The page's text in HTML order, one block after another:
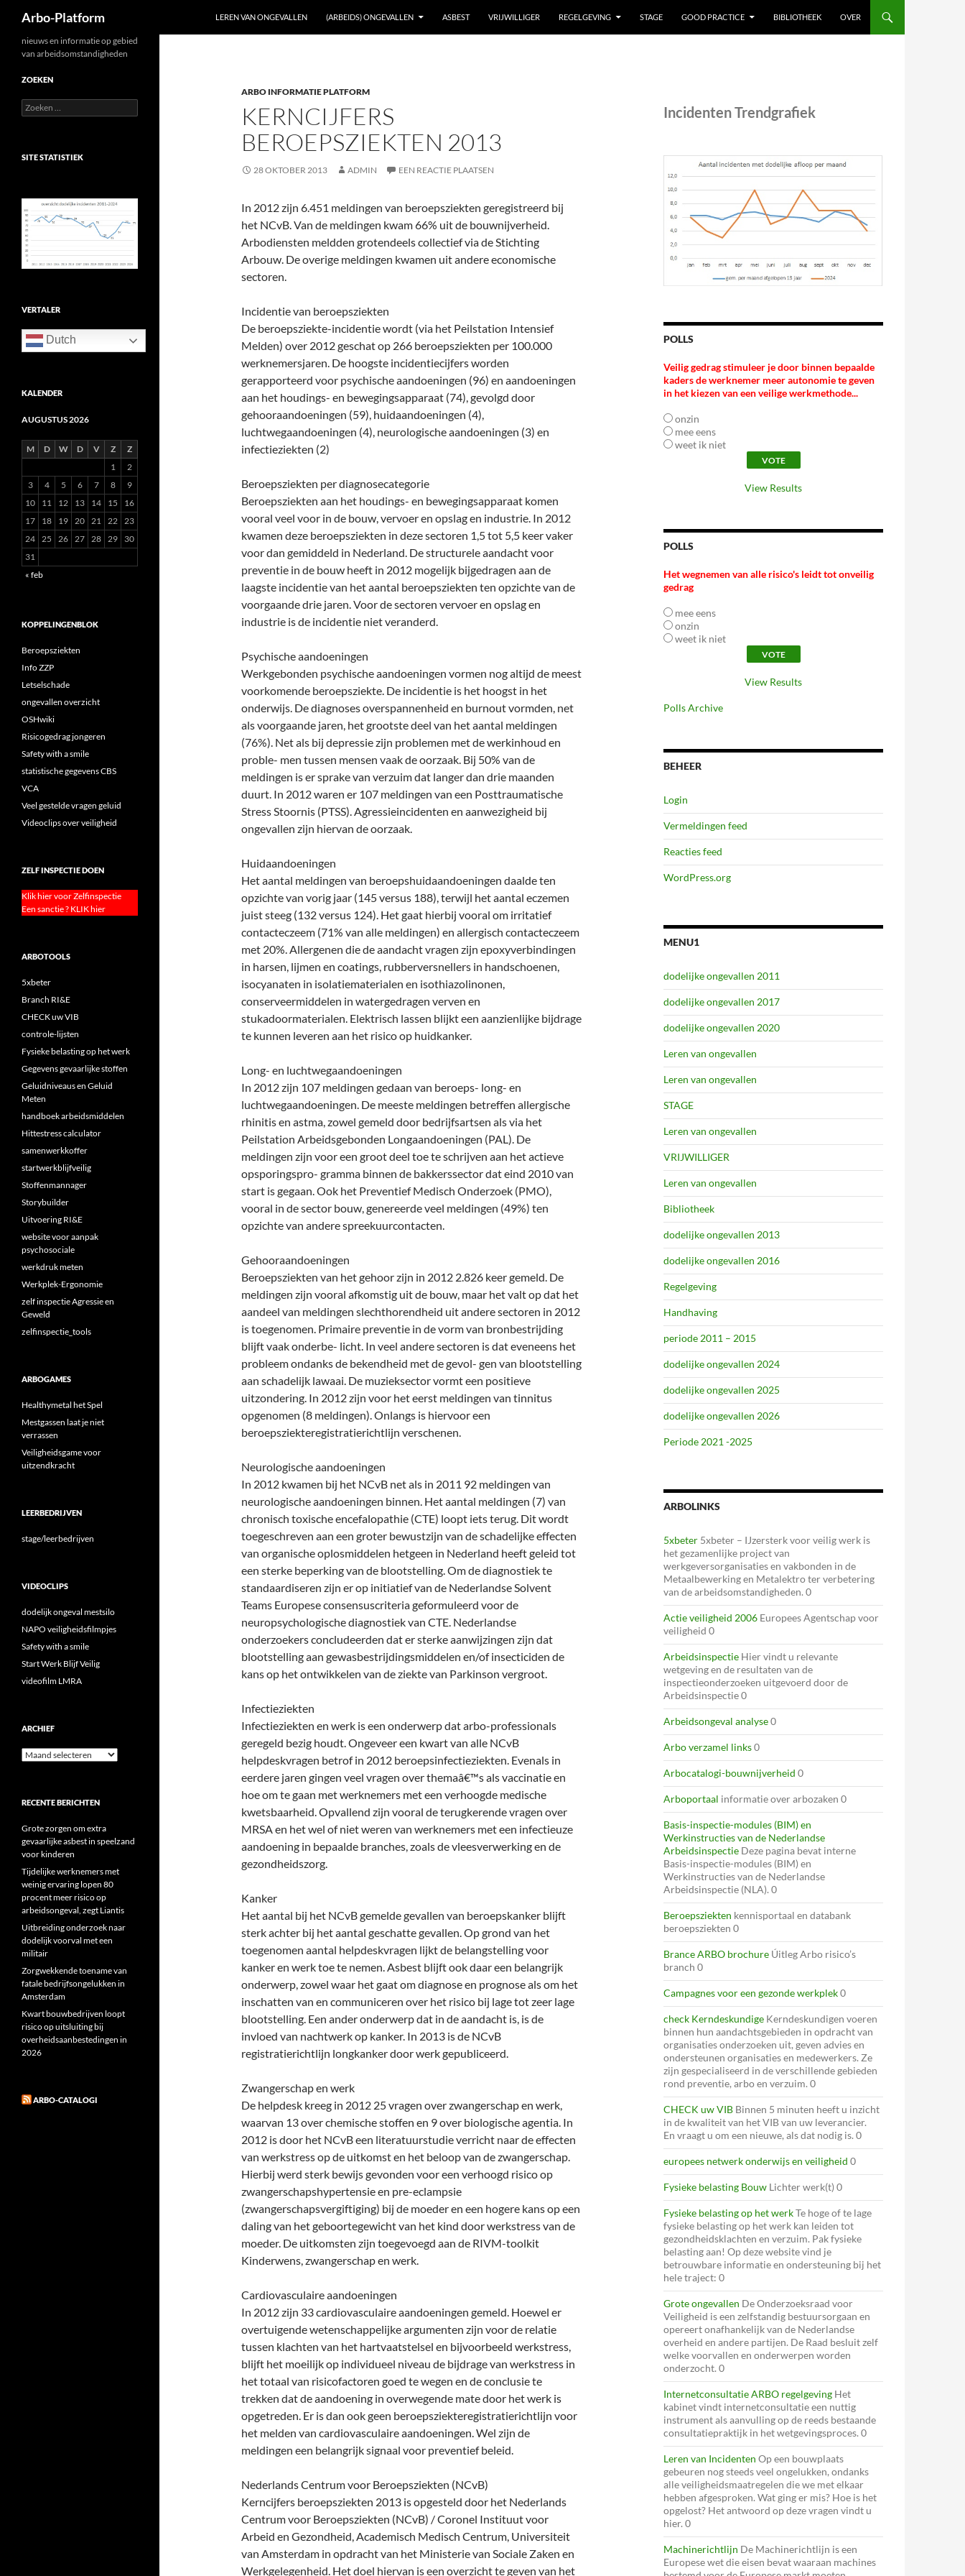
Arbo-Platform LEREN VAN ONGEVALLEN (ARBEIDS) ONGEVALLEN ASBEST VRIJWILLIGER REGELGEVING STAGE GOOD PRACTICE BIBLIOTHEEK OVER
ARBO INFORMATIE PLATFORM
KERNCIJFERS
BEROEPSZIEKTEN 2013
28 OKTOBER 2013 ADMIN EEN REACTIE PLAATSEN
In 2012 zijn 6.451 meldingen van beroepsziekten geregistreerd bij
het NCvB. Van de meldingen kwam 66% uit de bouwnijverheid.
Arbodiensten meldden grotendeels collectief via de Stichting
Arbouw. De overige meldingen kwamen uit andere economische
sectoren.
Incidentie van beroepsziekten
De beroepsziekte-incidentie wordt (via het Peilstation Intensief
Melden) over 2012 geschat op 266 beroepsziekten per 100.000
werknemersjaren. De hoogste incidentiecijfers worden
gerapporteerd voor psychische aandoeningen (96) en aandoeningen
aan het houdings- en bewegingsapparaat (74), gevolgd door
gehooraandoeningen (59), huidaandoeningen (4),
luchtwegaandoeningen (4), neurologische aandoeningen (3) en
infectieziekten (2)
Beroepsziekten per diagnosecategorie
Beroepsziekten aan het houdings- en bewegingsapparaat komen
vooral veel voor in de bouw, vervoer en opslag en industrie. In 2012
kwamen deze beroepsziekten in deze sectoren 1,5 tot 5,5 keer vaker
voor dan gemiddeld in Nederland. De structurele aandacht voor
preventie in de bouw heeft in 2012 mogelijk bijgedragen aan de
laagste incidentie van het aantal beroepsziekten ten opzichte van de
voorgaande drie jaren. Voor de sectoren vervoer en opslag en
industrie is de incidentie niet veranderd.
Psychische aandoeningen
Werkgebonden psychische aandoeningen vormen nog altijd de meest
voorkomende beroepsziekte. De incidentie is het hoogst in het
onderwijs. De diagnoses overspannenheid en burnout vormden, net
als voorgaande jaren, het grootste deel van het aantal meldingen
(76%). Net als bij depressie zijn problemen met de werkinhoud en
proble- men tussen mensen vaak de oorzaak. Bij 50% van de
meldingen is er sprake van verzuim dat langer dan drie maanden
duurt. In 2012 waren er 107 meldingen van een Posttraumatische
Stress Stoornis (PTSS). Agressieincidenten en aanwezigheid bij
ongevallen zijn hiervan de oorzaak.
Huidaandoeningen
Het aantal meldingen van beroepshuidaandoeningen daalde ten
opzichte van vorig jaar (145 versus 188), terwijl het aantal eczemen
juist steeg (132 versus 124). Het gaat hierbij vooral om irritatief
contacteczeem (71% van alle meldingen) en allergisch contacteczeem
met 20%. Allergenen die de aandacht vragen zijn epoxyverbindingen
in harsen, lijmen en coatings, rubberversnellers in handschoenen,
isocyanaten in isolatiematerialen en isothiazolinonen,
conserveermiddelen in watergedragen verven en
stukadoormaterialen. Elektrisch lassen blijkt een aanzienlijke bijdrage
te kunnen leveren aan het risico op huidkanker.
Long- en luchtwegaandoeningen
In 2012 zijn 107 meldingen gedaan van beroeps- long- en
luchtwegaandoeningen. De meeste meldingen betreffen allergische
rhinitis en astma, zowel gemeld door bedrijfsartsen als via het
Peilstation Arbeidsgebonden Longaandoeningen (PAL). De
meldingen zijn voor een groot deel toe te schrijven aan het actieve
opsporingspro- gramma binnen de bakkerssector dat eind 2010 van
start is gegaan. Ook het Preventief Medisch Onderzoek (PMO),
vooral in de sector bouw, genereerde veel meldingen (49%) ten
opzichte van andere spreekuurcontacten.
Gehooraandoeningen
Beroepsziekten van het gehoor zijn in 2012 2.826 keer gemeld. De
meldingen zijn vooral afkomstig uit de bouw, maar het valt op dat het
aandeel van meldingen slechthorendheid uit andere sectoren in 2012
is toegenomen. Primaire preventie in de vorm van bronbestrijding
blijft vaak onderbe- licht. In veel andere sectoren is dat eveneens het
probleem ondanks de bekendheid met de gevol- gen van blootstelling
aan schadelijk lawaai. De muzieksector vormt een positieve
uitzondering. In 2012 zijn voor het eerst meldingen van tinnitus
opgenomen (8 meldingen). Onlangs is hiervoor een
beroepsziekteregistratierichtlijn verschenen.
Neurologische aandoeningen
In 2012 kwamen bij het NCvB net als in 2011 92 meldingen van
neurologische aandoeningen binnen. Het aantal meldingen (7) van
chronisch toxische encefalopathie (CTE) loopt iets terug. Dit wordt
toegeschreven aan een groter bewustzijn van de schadelijke effecten
van organische oplosmiddelen hetgeen in Nederland heeft geleid tot
een sterke beperking van de blootstelling. Om de diagnostiek te
standaardiseren zijn er op initiatief van de Nederlandse Solvent
Teams Europese consensuscriteria geformuleerd voor de
neuropsychologische diagnostiek van CTE. Nederlandse
onderzoekers concludeerden dat er sterke aanwijzingen zijn dat
blootstelling aan gewasbestrijdingsmiddelen en/of insecticiden de
kans op het ontwikkelen van de ziekte van Parkinson vergroot.
Infectieziekten
Infectieziekten en werk is een onderwerp dat arbo-professionals
geregeld bezig houdt. Ongeveer een kwart van alle NCvB
helpdeskvragen betrof in 2012 beroepsinfectieziekten. Evenals in
eerdere jaren gingen veel vragen over themaâ€™s als vaccinatie en
hoe om te gaan met werknemers met een verhoogde medische
kwetsbaarheid. Opvallend zijn vooral de terugkerende vragen over
MRSA en het wel of niet weren van werknemers met een infectieuze
aandoening in bepaalde branches, zoals de vleesverwerking en de
gezondheidszorg.
Kanker
Het aantal bij het NCvB gemelde gevallen van beroepskanker blijft
sterk achter bij het aantal geschatte gevallen. Op grond van het
toegenomen aantal helpdeskvragen lijkt de belangstelling voor
kanker en werk toe te nemen. Asbest blijft ook daar een belangrijk
onderwerp, zowel waar het gaat om diagnose en prognose als om het
inschatten van en communiceren over het risico bij lage tot zeer lage
blootstelling. Een ander onderwerp dat in de aandacht is, is de
invloed van nachtwerk op kanker. In 2013 is de NCvB
registratierichtlijn longkanker door werk gepubliceerd.
Zwangerschap en werk
De helpdesk kreeg in 2012 25 vragen over zwangerschap en werk,
waarvan 13 over chemische stoffen en 9 over biologische agentia. In
2012 is door het NCvB een literatuurstudie verricht naar de effecten
van werkstress op de uitkomst en het beloop van de zwangerschap.
Hierbij werd sterk bewijs gevonden voor een verhoogd risico op
zwangerschapshypertensie en pre-eclampsie
(zwangerschapsvergiftiging) bij de moeder en een hogere kans op een
daling van het geboortegewicht van het kind door werkstress van de
moeder. De uitkomsten zijn toegevoegd aan de RIVM-toolkit
Kinderwens, zwangerschap en werk.
Cardiovasculaire aandoeningen
In 2012 zijn 33 cardiovasculaire aandoeningen gemeld. Hoewel er
overtuigende wetenschappelijke argumenten zijn voor de relatie
tussen klachten van het hartvaatstelsel en bijvoorbeeld werkstress,
blijft het moeilijk op individueel niveau de bijdrage van werkstress in
het totaal van risicofactoren goed te wegen en de conclusie te
trekken dat de aandoening in overwegende mate door het werk is
opgetreden. Er is dan ook geen beroepsziekteregistratierichtlijn voor
het melden van cardiovasculaire aandoeningen. Wel zijn de
meldingen een belangrijk signaal voor preventief beleid.
Nederlands Centrum voor Beroepsziekten (NCvB)
Kerncijfers beroepsziekten 2013 is opgesteld door het Nederlands
Centrum voor Beroepsziekten (NCvB) / Coronel Instituut voor
Arbeid en Gezondheid, Academisch Medisch Centrum, Universiteit
van Amsterdam in opdracht van het Ministerie van Sociale Zaken en
Werkgelegenheid. Het doel hiervan is een overzicht te geven van het
Incidenten Trendgrafiek
POLLS
Veilig gedrag stimuleer je door binnen bepaalde
kaders de werknemer meer autonomie te geven
in het kiezen van een veilige werkmethode...
onzin
mee eens
weet ik niet
View Results
POLLS
Het wegnemen van alle risico's leidt tot onveilig
gedrag
mee eens
onzin
weet ik niet
View Results
Polls Archive
BEHEER
Login
Vermeldingen feed
Reacties feed
WordPress.org
MENU1
dodelijke ongevallen 2011
dodelijke ongevallen 2017
dodelijke ongevallen 2020
Leren van ongevallen
Leren van ongevallen
STAGE
Leren van ongevallen
VRIJWILLIGER
Leren van ongevallen
Bibliotheek
dodelijke ongevallen 2013
dodelijke ongevallen 2016
Regelgeving
Handhaving
periode 2011 – 2015
dodelijke ongevallen 2024
dodelijke ongevallen 2025
dodelijke ongevallen 2026
Periode 2021 -2025
ARBOLINKS
5xbeter 5xbeter – IJzersterk voor veilig werk is
het gezamenlijke project van
werkgeversorganisaties en vakbonden in de
Metaalbewerking en Metalektro ter verbetering
van de arbeidsomstandigheden. 0
Actie veiligheid 2006 Europees Agentschap voor
veiligheid 0
Arbeidsinspectie Hier vindt u relevante
wetgeving en de resultaten van de
inspectieonderzoeken uitgevoerd door de
Arbeidsinspectie 0
Arbeidsongeval analyse0
Arbo verzamel links0
Arbocatalogi-bouwnijverheid 0
Arboportaal informatie over arbozaken 0
Basis-inspectie-modules (BIM) en
Werkinstructies van de Nederlandse
Arbeidsinspectie Deze pagina bevat interne
Basis-inspectie-modules (BIM) en
Werkinstructies van de Nederlandse
Arbeidsinspectie (NLA). 0
Beroepsziekten kennisportaal en databank
beroepsziekten 0
Brance ARBO brochure Úitleg Arbo risico’s
branch 0
Campagnes voor een gezonde werkplek0
check Kerndeskundige Kerndeskundigen voeren
binnen hun aandachtsgebieden in opdracht van
organisaties onderzoeken uit, geven advies en
ondersteunen organisaties en medewerkers. Ze
zijn gespecialiseerd in de verschillende gebieden
rond preventie, arbo en verzuim. 0
CHECK uw VIB Binnen 5 minuten heeft u inzicht
in de kwaliteit van het VIB van uw leverancier.
En vraagt u om een nieuwe, als dat nodig is. 0
europees netwerk onderwijs en veiligheid 0
Fysieke belasting Bouw Lichter werk(t) 0
Fysieke belasting op het werkTe hoge of te lage
fysieke belasting op het werk kan leiden tot
gezondheidsklachten en verzuim. Pak fysieke
belasting aan! Op deze website vind je
betrouwbare informatie en ondersteuning bij het
hele traject: 0
Grote ongevallen De Onderzoeksraad voor
Veiligheid is een zelfstandig bestuursorgaan en
opereert onafhankelijk van de Nederlandse
overheid en andere partijen. De Raad besluit zelf
welke voorvallen en onderwerpen worden
onderzocht. 0
Internetconsultatie ARBO regelgeving Het
kabinet vindt internetconsultatie een nuttig
instrument als aanvulling op de reeds bestaande
consultatiepraktijk in het wetgevingsproces. 0
Leren van Incidenten Op een bouwplaats
gebeuren nog steeds veel ongelukken, ondanks
alle veiligheidsmaatregelen die we met elkaar
hebben afgesproken. Wat ging er mis? Hoe is het
opgelost? Het antwoord op deze vragen vindt u
hier. 0
Machinerichtlijn De Machinerichtlijn is een
Europese wet die eisen bevat waaraan machines
nieuws en informatie op gebied
van arbeidsomstandigheden
ZOEKEN
Zoeken
naar:
SITE STATISTIEK
VERTALER
Dutch
KALENDER
AUGUSTUS 2026
M D W D V Z
Z
1
2
3
4 5 6 7 8
9
10
11 12 13 14 15
16
17
18 19 20 21 22
23
24
25 26 27 28 29
30
31
« feb
KOPPELINGENBLOK
Beroepsziekten
Info ZZP
Letselschade
ongevallen overzicht
OSHwiki
Risicogedrag jongeren
Safety with a smile
statistische gegevens CBS
VCA
Veel gestelde vragen geluid
Videoclips over veiligheid
ZELF INSPECTIE DOEN
Klik hier voor Zelfinspectie
Een sanctie ? KLIK hier
ARBOTOOLS
5xbeter
Branch RI&E
CHECK uw VIB
controle-lijsten
Fysieke belasting op het werk
Gegevens gevaarlijke stoffen
Geluidniveaus en Geluid
Meten
handboek arbeidsmiddelen
Hittestress calculator
samenwerkkoffer
startwerkblijfveilig
Stoffenmannager
Storybuilder
Uitvoering RI&E
website voor aanpak
psychosociale
werkdruk meten
Werkplek-Ergonomie
zelf inspectie Agressie en
Geweld
zelfinspectie_tools
ARBOGAMES
Healthymetal het Spel
Mestgassen laat je niet
verrassen
Veiligheidsgame voor
uitzendkracht
LEERBEDRIJVEN
stage/leerbedrijven
VIDEOCLIPS
dodelijk ongeval mestsilo
NAPO veiligheidsfilmpjes
Safety with a smile
Start Werk Blijf Veilig
videofilm LMRA
ARCHIEF
Archief
RECENTE BERICHTEN
Grote zorgen om extra
gevaarlijke asbest in speelzand
voor kinderen
Tijdelijke werknemers met
weinig ervaring lopen 80
procent meer risico op
arbeidsongeval, zegt Liantis
Uitbreiding onderzoek naar
dodelijk voorval met een
militair
Zorgwekkende toename van
fatale bedrijfsongelukken in
Amsterdam
Kwart bouwbedrijven loopt
risico op uitsluiting bij
overheidsaanbestedingen in
2026
ARBO-CATALOGI